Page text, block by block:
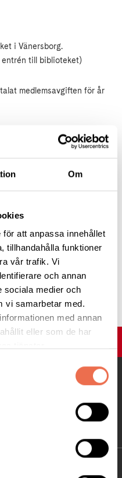
Om
att anpassa innehållet
tillhandahålla funktioner
vår trafik. Vi
och annan
sociala medier och
vi samarbetar med.
med annan
eller som de har
i Vänersborg.
entrén till biblioteket)
medlemsavgiften för år
med dopp.
Tipsa